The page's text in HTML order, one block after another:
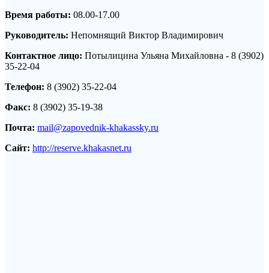
Время работы: 08.00-17.00
Руководитель: Непомнящий Виктор Владимирович
Контактное лицо: Потылицина Ульяна Михайловна - 8 (3902)
35-22-04
Телефон: 8 (3902) 35-22-04
Факс: 8 (3902) 35-19-38
Почта: mail@zapovednik-khakassky.ru
Сайт: http://reserve.khakasnet.ru